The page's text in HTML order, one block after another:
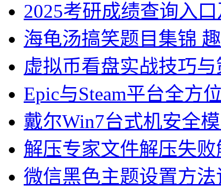
2025考研成绩查询入
海龟汤搞笑题目集锦
虚拟币看盘实战技巧
Epic与Steam平台全方
戴尔Win7台式机安全
解压专家文件解压失
微信黑色主题设置方法